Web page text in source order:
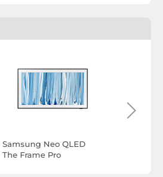
Samsung Neo QLED
The Frame Pro